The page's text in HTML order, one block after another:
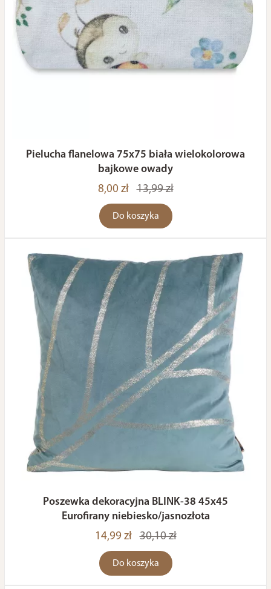
Pielucha flanelowa 75x75 biała wielokolorowa
bajkowe owady
8,00 zł
13,99 zł
Do koszyka
Poszewka dekoracyjna BLINK-38 45x45
Eurofirany niebiesko/jasnozłota
14,99 zł
30,10 zł
Do koszyka